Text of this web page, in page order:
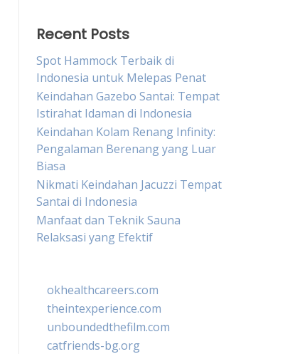
Recent Posts
Spot Hammock Terbaik di
Indonesia untuk Melepas Penat
Keindahan Gazebo Santai: Tempat
Istirahat Idaman di Indonesia
Keindahan Kolam Renang Infinity:
Pengalaman Berenang yang Luar
Biasa
Nikmati Keindahan Jacuzzi Tempat
Santai di Indonesia
Manfaat dan Teknik Sauna
Relaksasi yang Efektif
okhealthcareers.com
theintexperience.com
unboundedthefilm.com
catfriends-bg.org